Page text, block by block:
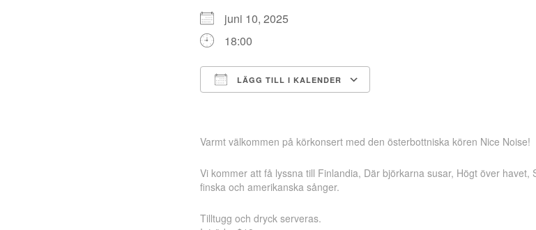
juni 10, 2025
18:00
LÄGG TILL I KALENDER
Varmt välkommen på körkonsert med den österbottniska kören Nice Noise!
Vi kommer att få lyssna till Finlandia, Där björkarna susar, Högt över
finska och amerikanska sånger.
Tilltugg och dryck serveras.